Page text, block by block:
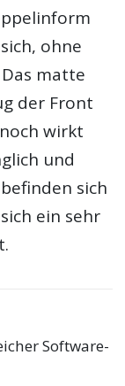
ohne
matte
der Front
wirkt
und
sich
ein sehr
Software-